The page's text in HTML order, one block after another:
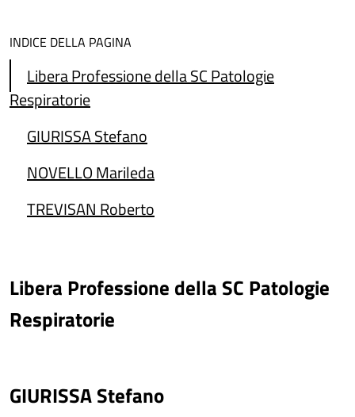
INDICE DELLA PAGINA
Libera Professione della SC Patologie
Respiratorie
GIURISSA Stefano
NOVELLO Marileda
TREVISAN Roberto
Libera Professione della SC Patologie
Respiratorie
GIURISSA Stefano